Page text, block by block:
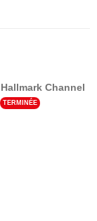
Hallmark Channel
TERMINÉE